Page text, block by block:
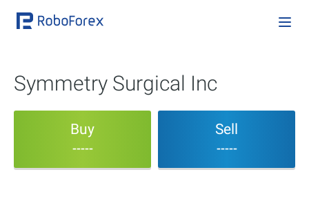
Symmetry Surgical Inc
Buy
-----
Sell
-----